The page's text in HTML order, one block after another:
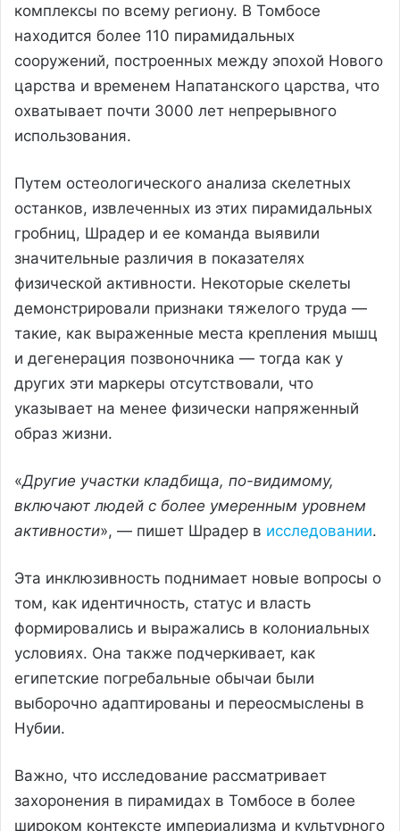
комплексы по всему региону. В Томбосе
находится более 110 пирамидальных
сооружений, построенных между эпохой Нового
царства и временем Напатанского царства, что
охватывает почти 3000 лет непрерывного
использования.
Путем остеологического анализа скелетных
останков, извлеченных из этих пирамидальных
гробниц, Шрадер и ее команда выявили
значительные различия в показателях
физической активности. Некоторые скелеты
демонстрировали признаки тяжелого труда —
такие, как выраженные места крепления мышц
и дегенерация позвоночника — тогда как у
других эти маркеры отсутствовали, что
указывает на менее физически напряженный
образ жизни.
«Другие участки кладбища, по-видимому,
включают людей с более умеренным уровнем
активности», — пишет Шрадер в исследовании.
Эта инклюзивность поднимает новые вопросы о
том, как идентичность, статус и власть
формировались и выражались в колониальных
условиях. Она также подчеркивает, как
египетские погребальные обычаи были
выборочно адаптированы и переосмыслены в
Нубии.
Важно, что исследование рассматривает
захоронения в пирамидах в Томбосе в более
широком контексте империализма и культурного